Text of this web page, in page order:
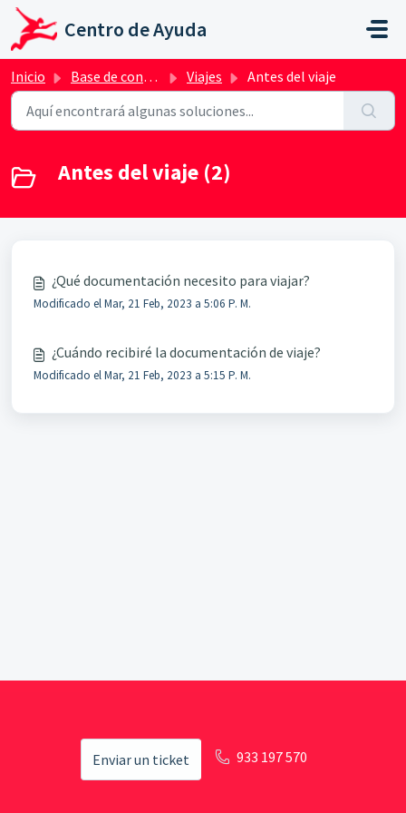
Saltar al contenido principal
Centro de Ayuda
Inicio Base de conocimientos Viajes Antes del viaje
Antes del viaje (2)
¿Qué documentación necesito para viajar?
Modificado el Mar, 21 Feb, 2023 a 5:06 P. M.
¿Cuándo recibiré la documentación de viaje?
Modificado el Mar, 21 Feb, 2023 a 5:15 P. M.
Enviar un ticket 933 197 570